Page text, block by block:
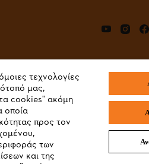
STIHL
τεχνολογίες
μας,
cookies" ακόμη
οποία
προς τον
των
και της